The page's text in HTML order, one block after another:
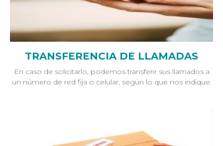
TRANSFERENCIA DE LLAMADAS
En caso de solicitarlo, podemos transferir sus llamados a
un número de red fija o celular, según lo que nos indique.